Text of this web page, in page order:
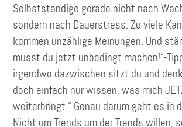
Selbstständige gerade nicht nach
sondern nach Dauerstress. Zu viele
kommen unzählige Meinungen. Und
musst du jetzt unbedingt machen!“-
irgendwo dazwischen sitzt du und
doch einfach nur wissen, was mich
weiterbringt.“ Genau darum geht es in
Nicht um Trends um der Trends willen,